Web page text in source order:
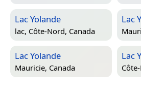
Lac Yolande
lac, Côte-Nord, Canada
Lac
Lac Yolande
Mauricie, Canada
Lac